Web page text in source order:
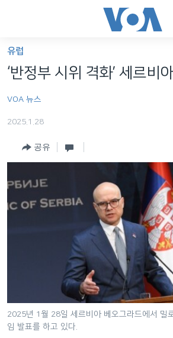
가
능
메
츠
로
게
이
VOD
라디오
프로그램
유럽
‘반정부 시위 격화’ 세르비
VOA 뉴스
2025.1.28
공유
2025년 1월 28일 세르비아 베오그라드에서 밀
임 발표를 하고 있다.